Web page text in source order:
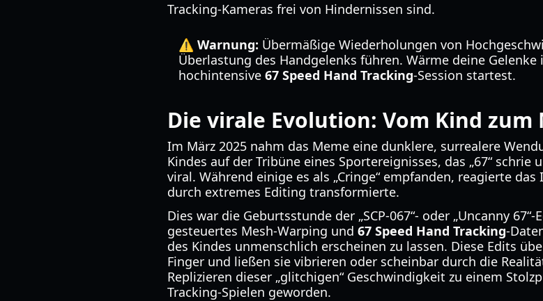
Tracking-Kameras frei von Hindernissen sind.
⚠️ Warnung: Übermäßige Wiederholungen von
Überlastung des Handgelenks führen. Wärme deine
hochintensive 67 Speed Hand Tracking-Session startest.
Die virale Evolution: Vom Kind zum
Im März 2025 nahm das Meme eine dunklere, surrealere
Kindes auf der Tribüne eines Sportereignisses, das „67“
viral. Während einige es als „Cringe“ empfanden, reagierte
durch extremes Editing transformierte.
Dies war die Geburtsstunde der „SCP-067“- oder „Uncanny
gesteuertes Mesh-Warping und 67 Speed Hand Tracking-
des Kindes unmenschlich erscheinen zu lassen. Diese Edits
Finger und ließen sie vibrieren oder scheinbar durch die
Replizieren dieser „glitchigen“ Geschwindigkeit zu einem
Tracking-Spielen geworden.